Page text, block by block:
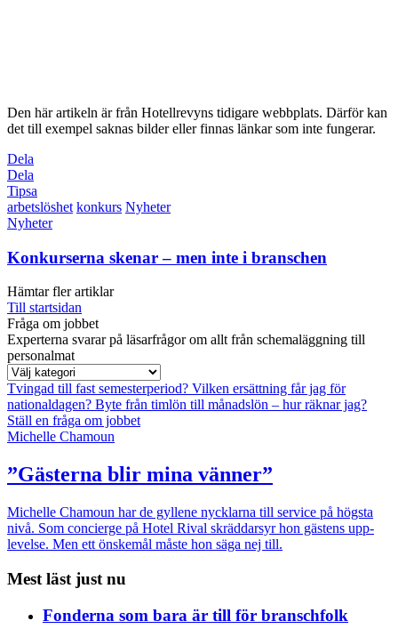
Den här artikeln är från Hotellrevyns tidigare webbplats. Därför kan
det till exempel saknas bilder eller finnas länkar som inte fungerar.
Dela
Dela
Tipsa
arbetslöshet konkurs Nyheter
Nyheter
Konkurserna skenar – men inte i branschen
Hämtar fler artiklar
Till startsidan
Fråga om jobbet
Experterna svarar på läsarfrågor om allt från schemaläggning till
personalmat
Tvingad till fast semesterperiod? Vilken ersättning får jag för
nationaldagen? Byte från timlön till månadslön – hur räknar jag?
Ställ en fråga om jobbet
Michelle Chamoun
”Gästerna blir mina vänner”
Michelle Chamoun har de gyllene nycklarna till service på högsta
nivå. Som concierge på Hotel Rival skräddarsyr hon gästens upp­
levelse. Men ett önskemål måste hon säga nej till.
Mest läst just nu
Fonderna som bara är till för branschfolk